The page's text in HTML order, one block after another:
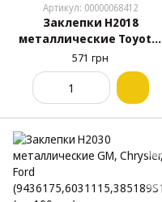
Артикул: 00000068412
Заклепки H2018
металлические Toyota,
Lexus (47.9MM)
(9026905034, 90269-04047)
(уп. 100 шт.)
571 грн